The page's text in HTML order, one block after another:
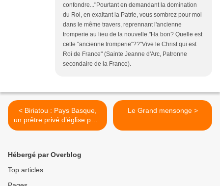
confondre..."Pourtant en demandant la domination
du Roi, en exaltant la Patrie, vous sombrez pour moi
dans le même travers, reprennant l'ancienne
tromperie au lieu de la nouvelle."Ha bon? Quelle est
cette "ancienne tromperie"??"Vive le Christ qui est
Roi de France" (Sainte Jeanne d'Arc, Patronne
secondaire de la France).
< Biriatou : Pays Basque,
un prêtre privé d’église pour
sa première messe
Le Grand mensonge >
Hébergé par Overblog
Top articles